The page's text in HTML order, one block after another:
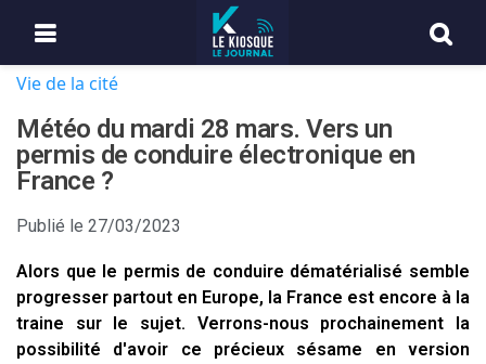
Vie de la cité
Météo du mardi 28 mars. Vers un
permis de conduire électronique en
France ?
Publié le 27/03/2023
Alors que le permis de conduire dématérialisé semble
progresser partout en Europe, la France est encore à la
traine sur le sujet. Verrons-nous prochainement la
possibilité d'avoir ce précieux sésame en version